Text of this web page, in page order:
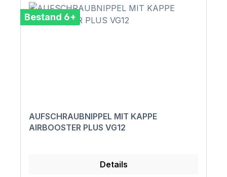
Bestand 6+
AUFSCHRAUBNIPPEL MIT KAPPE
AIRBOOSTER PLUS VG12
Details